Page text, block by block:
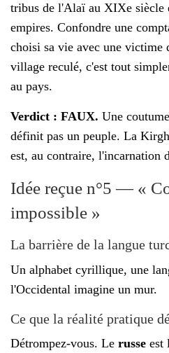
tribus de l'Alaï au XIXe siècle
empires. Confondre une
choisi sa vie avec une victime
village reculé, c'est tout
au pays.
Verdict : FAUX. Une
définit pas un peuple. La
est, au contraire, l'incarnation
Idée reçue n°5 — «
impossible »
La barrière de la langue
Un alphabet cyrillique, une
l'Occidental imagine un mur.
Ce que la réalité pratique
Détrompez-vous. Le russe est